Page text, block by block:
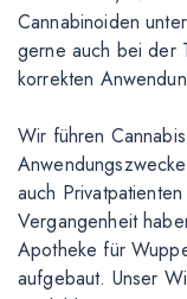
Cannabinoiden
gerne auch bei der
korrekten
Wir führen
auch
Vergangenheit
Apotheke für
aufgebaut. Unser